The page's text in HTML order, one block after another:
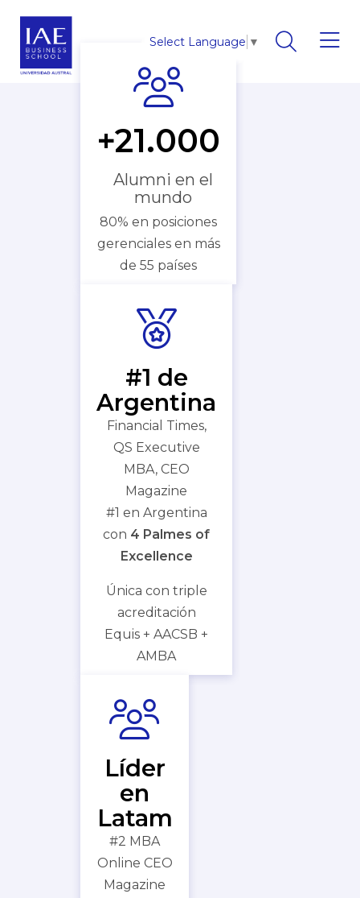
Select Language ▼
+21.000
Alumni en el
mundo
80% en posiciones
gerenciales en más
de 55 países
#1 de
Argentina
Financial Times,
QS Executive
MBA, CEO
Magazine
#1 en Argentina
con 4 Palmes of
Excellence
Única con triple
acreditación
Equis + AACSB +
AMBA
Líder
en
Latam
#2 MBA
Online CEO
Magazine